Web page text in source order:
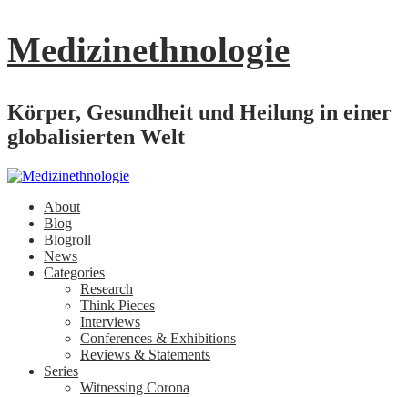
Medizinethnologie
Körper, Gesundheit und Heilung in einer
globalisierten Welt
About
Blog
Blogroll
News
Categories
Research
Think Pieces
Interviews
Conferences & Exhibitions
Reviews & Statements
Series
Witnessing Corona